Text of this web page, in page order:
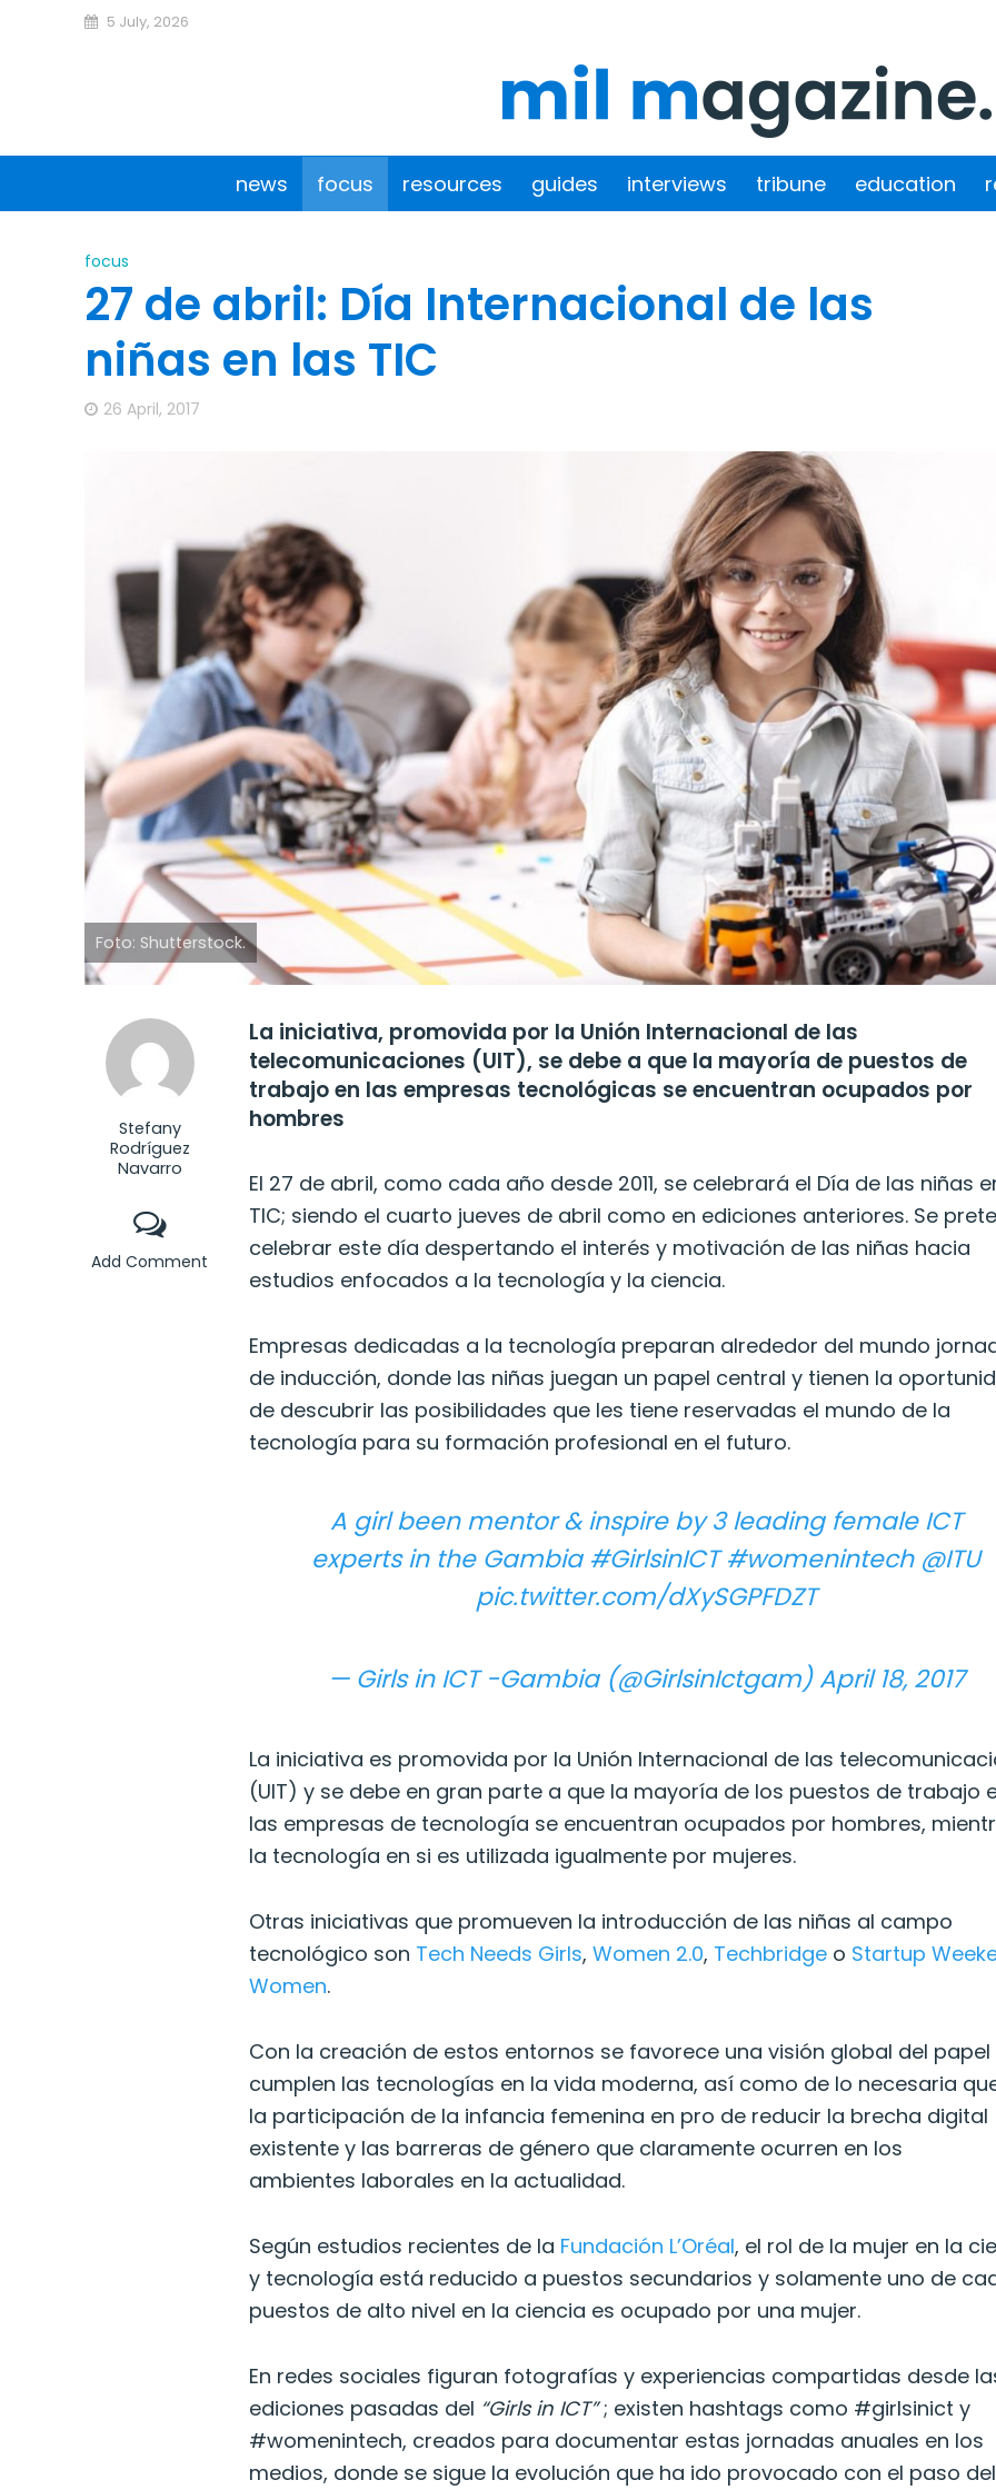
5 July, 2026
news focus resources guides interviews tribune education
focus
27 de abril: Día Internacional de las
niñas en las TIC
26 April, 2017
Foto: Shutterstock.
Stefany
Rodríguez
Navarro
Add Comment
La iniciativa, promovida por la Unión Internacional de las
telecomunicaciones (UIT), se debe a que la mayoría de puestos de
trabajo en las empresas tecnológicas se encuentran ocupados por
hombres
El 27 de abril, como cada año desde 2011, se celebrará el Día de las niñas
TIC; siendo el cuarto jueves de abril como en ediciones anteriores. Se
celebrar este día despertando el interés y motivación de las niñas hacia
estudios enfocados a la tecnología y la ciencia.
Empresas dedicadas a la tecnología preparan alrededor del mundo
de inducción, donde las niñas juegan un papel central y tienen la
de descubrir las posibilidades que les tiene reservadas el mundo de la
tecnología para su formación profesional en el futuro.
A girl been mentor & inspire by 3 leading female ICT
experts in the Gambia #GirlsinICT #womenintech @ITU
pic.twitter.com/dXySGPFDZT
— Girls in ICT -Gambia (@GirlsinIctgam)April 18, 2017
La iniciativa es promovida por la Unión Internacional de las
(UIT) y se debe en gran parte a que la mayoría de los puestos de trabajo
las empresas de tecnología se encuentran ocupados por hombres,
la tecnología en si es utilizada igualmente por mujeres.
Otras iniciativas que promueven la introducción de las niñas al campo
tecnológico son Tech Needs Girls,Women 2.0, Techbridge o Startup
Women.
Con la creación de estos entornos se favorece una visión global del papel
cumplen las tecnologías en la vida moderna, así como de lo necesaria
la participación de la infancia femenina en pro de reducir la brecha digital
existente y las barreras de género que claramente ocurren en los
ambientes laborales en la actualidad.
Según estudios recientes de la Fundación L’Oréal, el rol de la mujer en la
y tecnología está reducido a puestos secundarios y solamente uno de
puestos de alto nivel en la ciencia es ocupado por una mujer.
En redes sociales figuran fotografías y experiencias compartidas desde
ediciones pasadas del “Girls in ICT”; existen hashtags como #girlsinict y
#womenintech, creados para documentar estas jornadas anuales en los
medios, donde se sigue la evolución que ha ido provocado con el paso del